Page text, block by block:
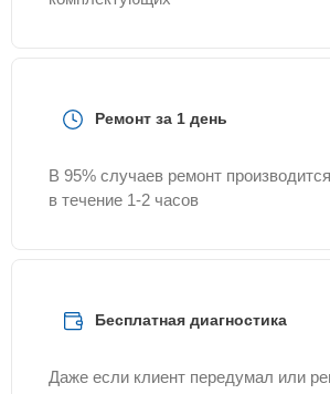
Ремонт за 1 день
В 95% случаев ремонт
в течение 1-2 часов
Бесплатная диагностика
Даже если клиент передумал или